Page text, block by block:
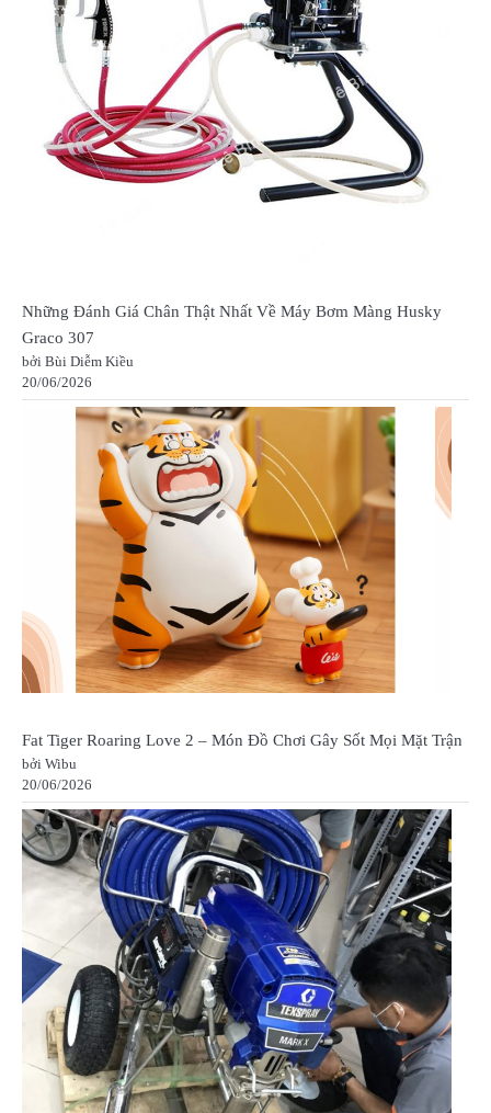
Những Đánh Giá Chân Thật Nhất Về Máy Bơm Màng Husky
Graco 307
bởi Bùi Diễm Kiều
20/06/2026
Fat Tiger Roaring Love 2 – Món Đồ Chơi Gây Sốt Mọi Mặt Trận
bởi Wibu
20/06/2026